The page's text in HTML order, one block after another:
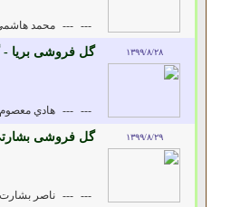
---
--- محمد هاشمي
۱۳۹۹/۸/۲۸ گل فروشی بریا -
---
--- هادي معصوم
۱۳۹۹/۸/۲۹ گل فروشی
---
--- ناصر